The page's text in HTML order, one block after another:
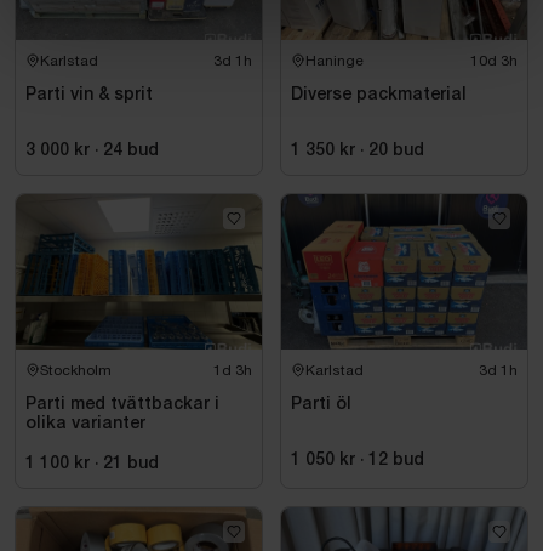
Karlstad 3d 1h
Parti vin & sprit
3 000 kr · 24 bud
Haninge 10d 3h
Diverse packmaterial
1 350 kr · 20 bud
Stockholm 1d 3h
Parti med tvättbackar i
olika varianter
1 100 kr · 21 bud
Karlstad 3d 1h
Parti öl
1 050 kr · 12 bud